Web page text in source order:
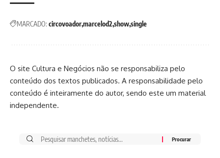
MARCADO: circovoadormarcelod2 showsingle
O site Cultura e Negócios não se responsabiliza pelo
conteúdo dos textos publicados. A responsabilidade pelo
conteúdo é inteiramente do autor, sendo este um material
independente.